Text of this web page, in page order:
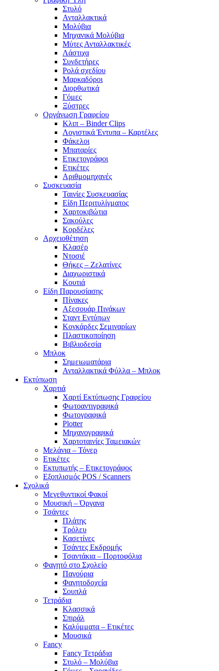
Στυλό
Ανταλλακτικά
Μολύβια
Μηχανικά Μολύβια
Μύτες Ανταλλακτικές
Λάστιχα
Συνδετήρες
Ρολά σχεδίου
Μαρκαδόροι
Διορθωτικά
Γόμες
Ξύστρες
Οργάνωση Γραφείου
Κλιπ – Binder Clips
Λογιστικά Έντυπα – Καρτέλες
Φάκελοι
Μπαταρίες
Ετικετογράφοι
Ετικέτες
Αριθμομηχανές
Συσκευασία
Ταινίες Συσκευασίας
Είδη Περιτυλίγματος
Χαρτοκιβώτια
Σακούλες
Κορδέλες
Αρχειοθέτηση
Κλασέρ
Ντοσιέ
Θήκες – Ζελατίνες
Διαχωριστικά
Κουτιά
Είδη Παρουσίασης
Πίνακες
Αξεσουάρ Πινάκων
Σταντ Εντύπων
Κονκάρδες Σεμιναρίων
Πλαστικοποίηση
Βιβλιοδεσία
Μπλοκ
Σημειωματάρια
Ανταλλακτικά Φύλλα – Μπλοκ
Εκτύπωση
Χαρτιά
Χαρτί Εκτύπωσης Γραφείου
Φωτοαντιγραφικά
Φωτογραφικά
Plotter
Μηχανογραφικά
Χαρτοταινίες Ταμειακών
Μελάνια – Τόνερ
Ετικέτες
Εκτυπωτής – Ετικετογράφος
Εξοπλισμός POS / Scanners
Σχολικά
Μεγεθυντικοί Φακοί
Μουσική – Όργανα
Τσάντες
Πλάτης
Τρόλευ
Κασετίνες
Τσάντες Εκδρομής
Τσαντάκια – Πορτοφόλια
Φαγητό στο Σχολείο
Παγούρια
Φαγητοδοχεία
Σουπλά
Τετράδια
Κλασσικά
Σπιράλ
Καλύμματα – Ετικέτες
Μουσικά
Fancy
Fancy Τετράδια
Στυλό – Μολύβια